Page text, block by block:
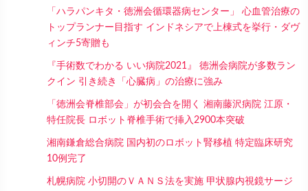
「ハラパンキタ・徳洲会循環器病センター」 心血管治療の
トップランナー目指す インドネシアで上棟式を挙行・ダヴ
ィンチ5寄贈も
『手術数でわかる いい病院2021』 徳洲会病院が多数ラン
クイン 引き続き「心臓病」の治療に強み
「徳洲会脊椎部会」が初会合を開く 湘南藤沢病院 江原・
特任院長 ロボット脊椎手術で挿入2900本突破
湘南鎌倉総合病院 国内初のロボット腎移植 特定臨床研究
10例完了
札幌病院 小切開のＶＡＮＳ法を実施 甲状腺内視鏡サージ